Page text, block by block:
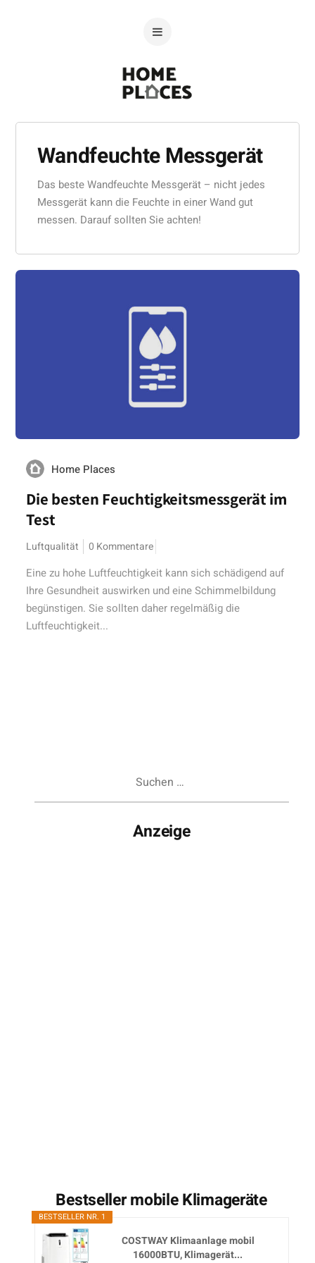
Wandfeuchte Messgerät
Das beste Wandfeuchte Messgerät – nicht jedes
Messgerät kann die Feuchte in einer Wand gut
messen. Darauf sollten Sie achten!
Home Places
Die besten Feuchtigkeitsmessgerät im
Test
Luftqualität 0 Kommentare
Eine zu hohe Luftfeuchtigkeit kann sich schädigend auf
Ihre Gesundheit auswirken und eine Schimmelbildung
begünstigen. Sie sollten daher regelmäßig die
Luftfeuchtigkeit...
Anzeige
Bestseller mobile Klimageräte
BESTSELLER NR. 1
COSTWAY Klimaanlage mobil
16000BTU, Klimagerät...